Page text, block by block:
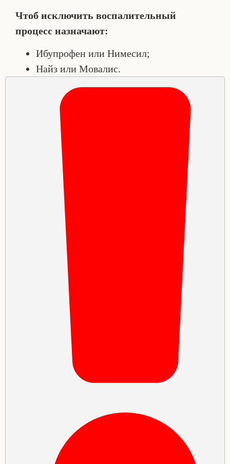
Чтоб исключить воспалительный
процесс назначают:
Ибупрофен или Нимесил;
Найз или Мовалис.